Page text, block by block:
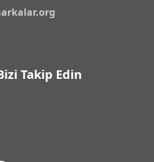
Takip Edin